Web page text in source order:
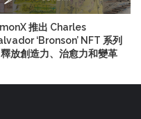
推出 Charles
‘Bronson’ NFT 系列
放創造力、治愈力和變革